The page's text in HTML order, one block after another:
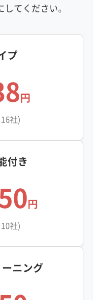
定期メンテナンス
てください。
プ
円
社)
付き
円
社)
ニング